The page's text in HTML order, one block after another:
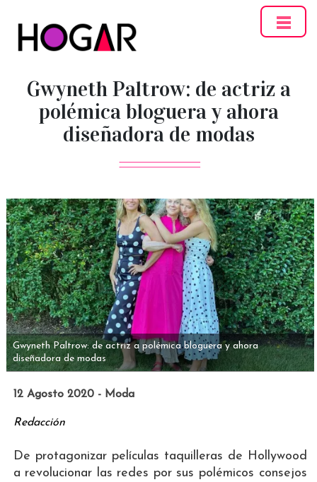
Gwyneth Paltrow: de actriz a
polémica bloguera y ahora
diseñadora de modas
Gwyneth Paltrow: de actriz a polémica bloguera y ahora
diseñadora de modas
12 Agosto 2020 - Moda
Redacción
De protagonizar películas taquilleras de Hollywood
a revolucionar las redes por sus polémicos consejos